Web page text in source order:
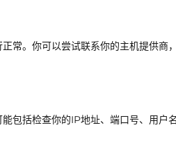
常。你可以尝试联系你的主机提供
包括检查你的IP地址、端口号、用户